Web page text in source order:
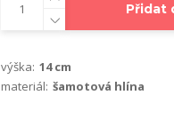
Přidat
výška: 14 cm
materiál: šamotová hlína